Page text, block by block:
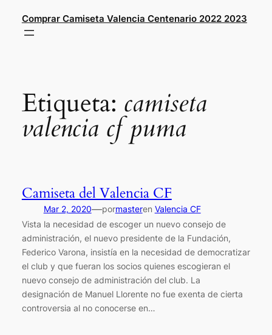
contenido
Comprar Camiseta Valencia Centenario 2022 2023
Etiqueta: camiseta
valencia cf puma
Camiseta del Valencia CF
Mar 2, 2020—pormasteren Valencia CF
Vista la necesidad de escoger un nuevo consejo de
administración, el nuevo presidente de la Fundación,
Federico Varona, insistía en la necesidad de democratizar
el club y que fueran los socios quienes escogieran el
nuevo consejo de administración del club. La
designación de Manuel Llorente no fue exenta de cierta
controversia al no conocerse en…